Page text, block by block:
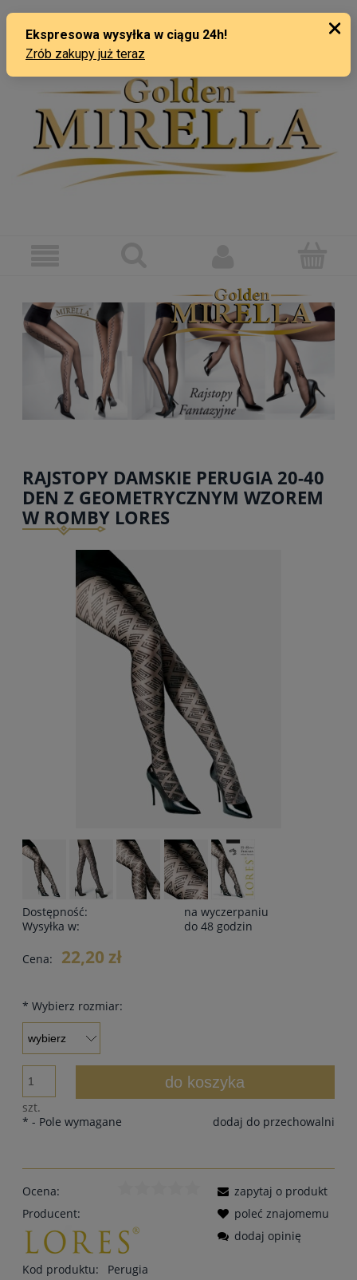
ZAREJESTRUJ SIĘ ZALOGUJ SIĘ
RAJSTOPY DAMSKIE PERUGIA 20-40
DEN Z GEOMETRYCZNYM WZOREM
W ROMBY LORES
Dostępność:
na wyczerpaniu
Wysyłka w:
do 48 godzin
Cena: 22,20 zł
* Wybierz rozmiar:
szt.
do koszyka
dodaj do przechowalni
* - Pole wymagane
Ocena:
Producent:
Kod produktu: Perugia
zapytaj o produkt
poleć znajomemu
dodaj opinię